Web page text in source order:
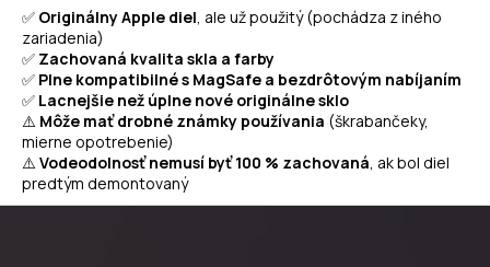
✅ Originálny Apple diel , ale už použitý (pochádza z iného
zariadenia)
✅ Zachovaná kvalita skla a farby
✅ Plne kompatibilné s MagSafe a bezdrôtovým nabíjaním
✅ Lacnejšie než úplne nové originálne sklo
⚠️ Môže mať drobné známky používania (škrabančeky,
mierne opotrebenie)
⚠️ Vodeodolnosť nemusí byť 100 % zachovaná , ak bol diel
predtým demontovaný
HĽADAŤ